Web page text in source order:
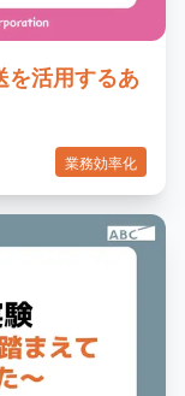
活用するあ
業務効率化